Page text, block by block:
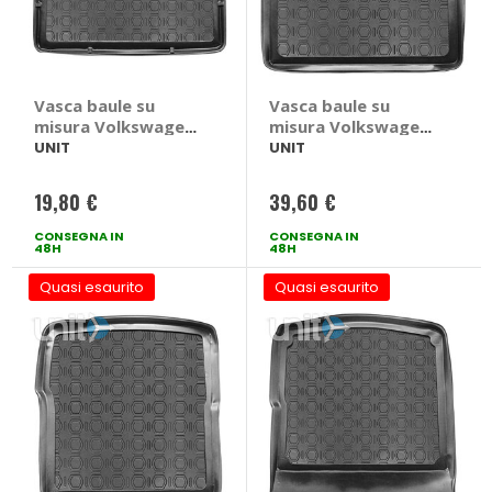
Vasca baule su
misura Volkswagen
Tiguan 2015> - UNIT
UNIT
19,80 €
CONSEGNA IN
48H
Vasca baule su
misura Volkswagen
Touran 2015> -
UNIT
39,60 €
CONSEGNA IN
48H
Quasi esaurito Quasi esaurito